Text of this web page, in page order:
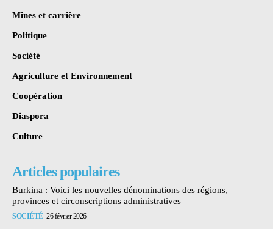
Mines et carrière
Politique
Société
Agriculture et Environnement
Coopération
Diaspora
Culture
Articles populaires
Burkina : Voici les nouvelles dénominations des régions,
provinces et circonscriptions administratives
SOCIÉTÉ 26 février 2026